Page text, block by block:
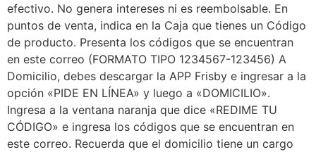
efectivo. No genera intereses ni es reembolsable. En
puntos de venta, indica en la Caja que tienes un Código
de producto. Presenta los códigos que se encuentran
en este correo (FORMATO TIPO 1234567-123456) A
Domicilio, debes descargar la APP Frisby e ingresar a la
opción «PIDE EN LÍNEA» y luego a «DOMICILIO».
Ingresa a la ventana naranja que dice «REDIME TU
CÓDIGO» e ingresa los códigos que se encuentran en
este correo. Recuerda que el domicilio tiene un cargo